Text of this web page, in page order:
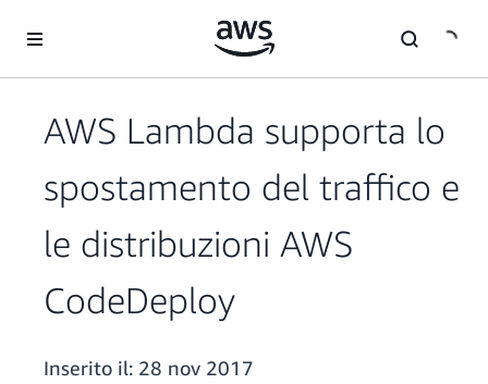
AWS Lambda supporta lo
spostamento del traffico e
le distribuzioni AWS
CodeDeploy
Inserito il: 28 nov 2017